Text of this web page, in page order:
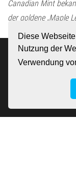
Diese
Nutzung der
Verwendung
Canadian Mint
der goldene „Maple
© 2019 Maple-
Product